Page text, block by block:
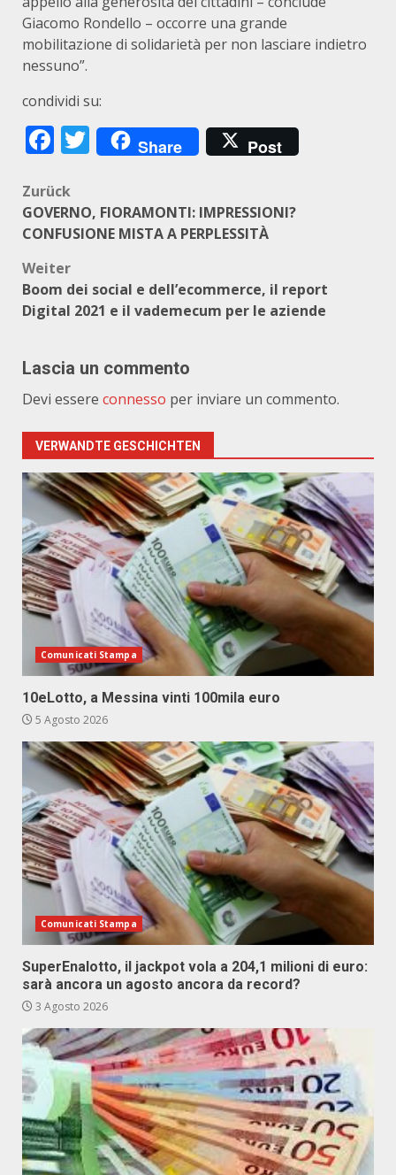
Giacomo Rondello – occorre una grande
mobilitazione di solidarietà per non lasciare indietro
nessuno”.
condividi su:
Facebook
Twitter
Share Post
Beitragsnavigation
Zurück
GOVERNO, FIORAMONTI: IMPRESSIONI?
CONFUSIONE MISTA A PERPLESSITÀ
Weiter
Boom dei social e dell’ecommerce, il report
Digital 2021 e il vademecum per le aziende
Lascia un commento
Devi essere connesso per inviare un commento.
VERWANDTE GESCHICHTEN
Comunicati Stampa
10eLotto, a Messina vinti 100mila euro
5 Agosto 2026
Comunicati Stampa
SuperEnalotto, il jackpot vola a 204,1 milioni di euro:
sarà ancora un agosto ancora da record?
3 Agosto 2026